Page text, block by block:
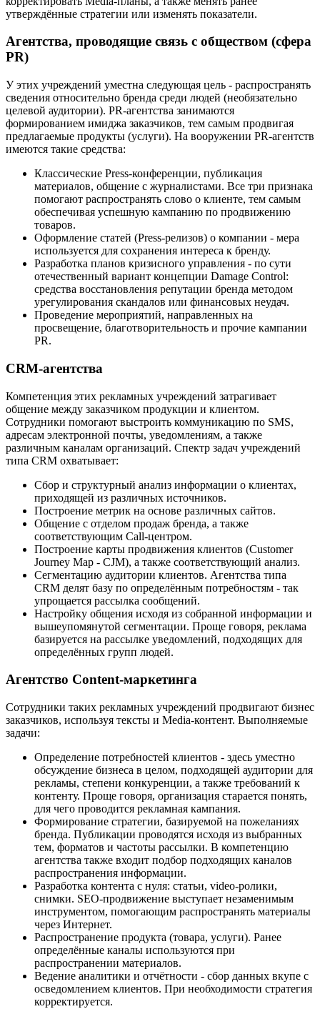
утверждённые стратегии или изменять показатели.
Агентства, проводящие связь с обществом (сфера
PR)
У этих учреждений уместна следующая цель - распространять
сведения относительно бренда среди людей (необязательно
целевой аудитории). PR-агентства занимаются
формированием имиджа заказчиков, тем самым продвигая
предлагаемые продукты (услуги). На вооружении PR-агентств
имеются такие средства:
Классические Press-конференции, публикация
материалов, общение с журналистами. Все три признака
помогают распространять слово о клиенте, тем самым
обеспечивая успешную кампанию по продвижению
товаров.
Оформление статей (Press-релизов) о компании - мера
используется для сохранения интереса к бренду.
Разработка планов кризисного управления - по сути
отечественный вариант концепции Damage Control:
средства восстановления репутации бренда методом
урегулирования скандалов или финансовых неудач.
Проведение мероприятий, направленных на
просвещение, благотворительность и прочие кампании
PR.
CRM-агентства
Компетенция этих рекламных учреждений затрагивает
общение между заказчиком продукции и клиентом.
Сотрудники помогают выстроить коммуникацию по SMS,
адресам электронной почты, уведомлениям, а также
различным каналам организаций. Спектр задач учреждений
типа CRM охватывает:
Сбор и структурный анализ информации о клиентах,
приходящей из различных источников.
Построение метрик на основе различных сайтов.
Общение с отделом продаж бренда, а также
соответствующим Call-центром.
Построение карты продвижения клиентов (Customer
Journey Map - CJM), а также соответствующий анализ.
Сегментацию аудитории клиентов. Агентства типа
CRM делят базу по определённым потребностям - так
упрощается рассылка сообщений.
Настройку общения исходя из собранной информации и
вышеупомянутой сегментации. Проще говоря, реклама
базируется на рассылке уведомлений, подходящих для
определённых групп людей.
Агентство Content-маркетинга
Сотрудники таких рекламных учреждений продвигают бизнес
заказчиков, используя тексты и Media-контент. Выполняемые
задачи:
Определение потребностей клиентов - здесь уместно
обсуждение бизнеса в целом, подходящей аудитории для
рекламы, степени конкуренции, а также требований к
контенту. Проще говоря, организация старается понять,
для чего проводится рекламная кампания.
Формирование стратегии, базируемой на пожеланиях
бренда. Публикации проводятся исходя из выбранных
тем, форматов и частоты рассылки. В компетенцию
агентства также входит подбор подходящих каналов
распространения информации.
Разработка контента с нуля: статьи, video-ролики,
снимки. SEO-продвижение выступает незаменимым
инструментом, помогающим распространять материалы
через Интернет.
Распространение продукта (товара, услуги). Ранее
определённые каналы используются при
распространении материалов.
Ведение аналитики и отчётности - сбор данных вкупе с
осведомлением клиентов. При необходимости стратегия
корректируется.